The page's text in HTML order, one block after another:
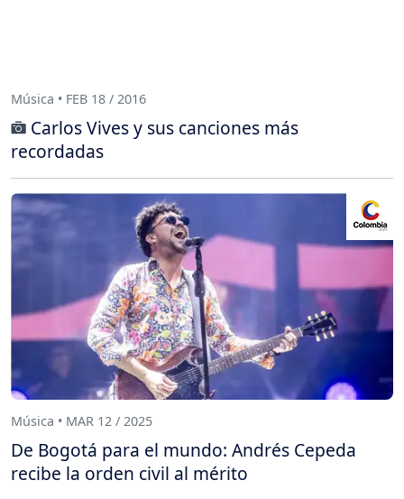
Música • FEB 18 / 2016
Carlos Vives y sus canciones más
recordadas
Música • MAR 12 / 2025
De Bogotá para el mundo: Andrés Cepeda
recibe la orden civil al mérito